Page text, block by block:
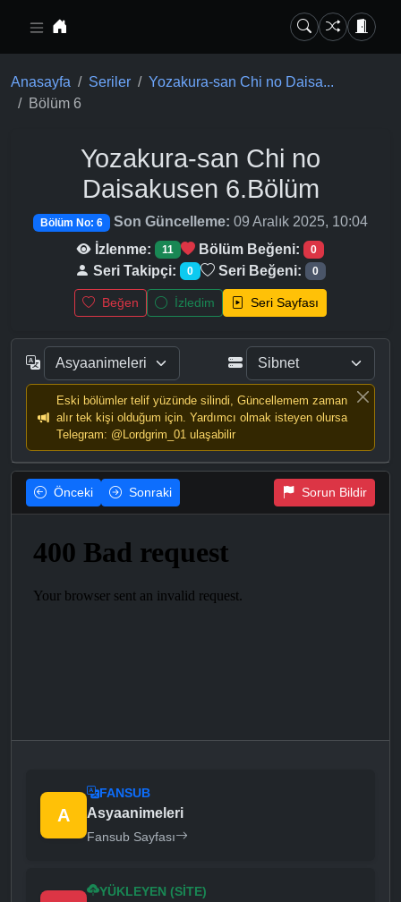
Anasayfa Seriler
Yozakura-san Chi no Daisa...
Bölüm 6
Yozakura-san Chi no
Daisakusen 6.Bölüm
Bölüm No: 6 Son Güncelleme: 09 Aralık 2025, 10:04
İzlenme:
11 Bölüm Beğeni: 0
Seri Takipçi: 0 Seri Beğeni: 0
Beğen İzledim Seri Sayfası
Eski bölümler telif yüzünde silindi, Güncellemem zaman
alır tek kişi olduğum için. Yardımcı olmak isteyen olursa
Telegram: @Lordgrim_01 ulaşabilir
Önceki Sonraki Sorun Bildir
A
FANSUB
Asyaanimeleri
Fansub Sayfası
YÜKLEYEN (SITE)